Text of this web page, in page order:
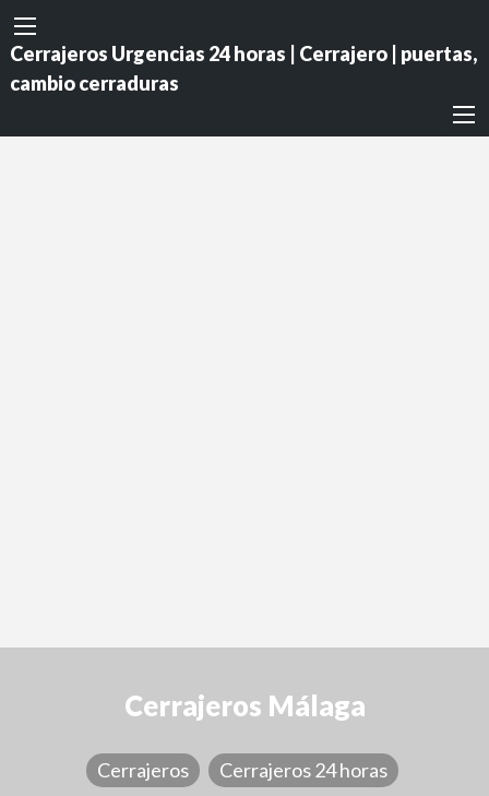
Cerrajeros Urgencias 24 horas | Cerrajero | puertas,
cambio cerraduras
Cerrajeros Málaga
Cerrajeros
Cerrajeros 24 horas